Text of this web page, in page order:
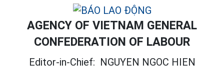
AGENCY OF VIETNAM GENERAL
CONFEDERATION OF LABOUR
Editor-in-Chief: NGUYEN NGOC HIEN